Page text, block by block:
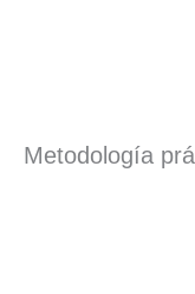
Metodología